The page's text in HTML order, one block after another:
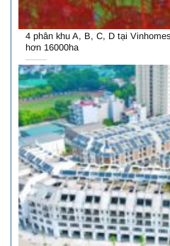
4 phân khu A, B, C, D tại
hơn 16000ha